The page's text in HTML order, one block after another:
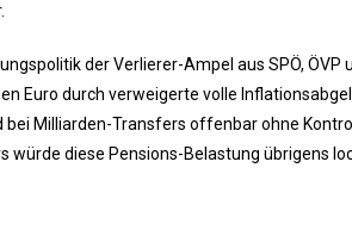
der Verlierer-Ampel aus SPÖ, ÖVP
Euro durch verweigerte volle
Milliarden-Transfers offenbar ohne
diese Pensions-Belastung übrigens